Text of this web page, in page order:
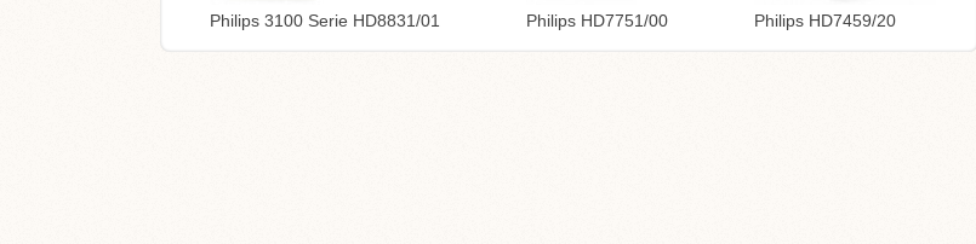
Philips 3100 Serie HD8831/01 Philips HD7751/00 Philips HD7459/20